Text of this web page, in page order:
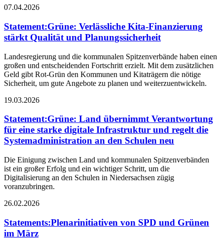
07.04.2026
Statement:Grüne: Verlässliche Kita-Finanzierung
stärkt Qualität und Planungssicherheit
Landesregierung und die kommunalen Spitzenverbände haben einen
großen und entscheidenden Fortschritt erzielt. Mit dem zusätzlichen
Geld gibt Rot-Grün den Kommunen und Kitaträgern die nötige
Sicherheit, um gute Angebote zu planen und weiterzuentwickeln.
19.03.2026
Statement:Grüne: Land übernimmt Verantwortung
für eine starke digitale Infrastruktur und regelt die
Systemadministration an den Schulen neu
Die Einigung zwischen Land und kommunalen Spitzenverbänden
ist ein großer Erfolg und ein wichtiger Schritt, um die
Digitalisierung an den Schulen in Niedersachsen zügig
voranzubringen.
26.02.2026
Statements:Plenarinitiativen von SPD und Grünen
im März